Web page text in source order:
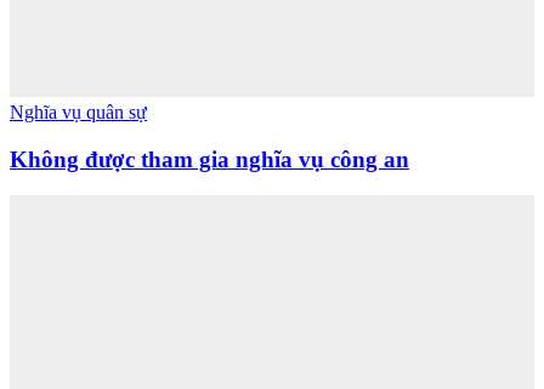
Nghĩa vụ quân sự
Không được tham gia nghĩa vụ công an